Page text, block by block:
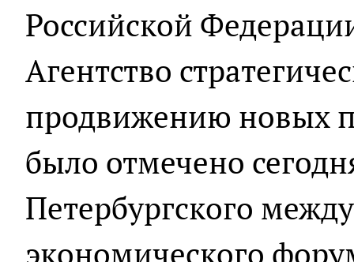
Российской
Агентство
продвижению новых
было отмечено
Петербургского
экономического